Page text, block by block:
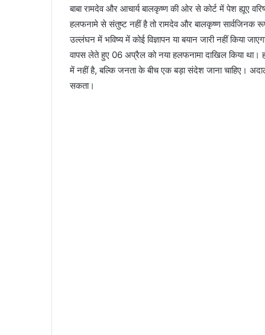
बाबा रामदेव और आचार्य बालकृष्ण की ओर से कोर्ट में पेश ह्यूए
हलफनामे से संतुष्ट नहीं है तो रामदेव और बालकृष्ण सार्वजिनक
उल्लंघन में भविष्य में कोई विज्ञापन या बयान जारी नहीं किया
वापस लेते हुए 06 अप्रैल को नया हलफनामा दाखिल किया था।
में नहीं है, बल्कि जनता के बीच एक बड़ा संदेश जाना चाहिए।
सकता।
फंदे
से,
मुकदमा
दर्ज